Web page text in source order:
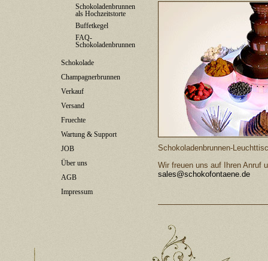
Schokoladenbrunnen
als Hochzeitstorte
Buffetkegel
FAQ-
Schokoladenbrunnen
Schokolade
Champagnerbrunnen
Verkauf
Versand
Fruechte
Wartung & Support
JOB
Über uns
AGB
Impressum
Schokoladenbrunnen-
Wir freuen uns auf Ihren Anruf
sales@schokofontaene.de